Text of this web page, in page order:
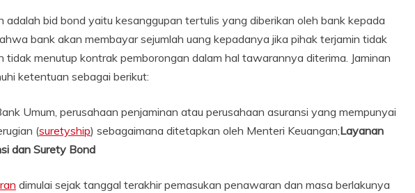
adalah bid bond yaitu kesanggupan tertulis yang diberikan oleh bank kepada
bank akan membayar sejumlah uang kepadanya jika pihak terjamin tidak
tidak menutup kontrak pemborongan dalam hal tawarannya diterima. Jaminan
ketentuan sebagai berikut:
Umum, perusahaan penjaminan atau perusahaan asuransi yang mempunyai
(suretyship) sebagaimana ditetapkan oleh Menteri Keuangan;Layanan
dan Surety Bond
dimulai sejak tanggal terakhir pemasukan penawaran dan masa berlakunya